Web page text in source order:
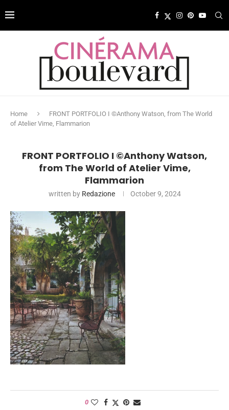
Home
FRONT PORTFOLIO I ©Anthony Watson, from The World
of Atelier Vime, Flammarion
FRONT PORTFOLIO I ©Anthony Watson,
from The World of Atelier Vime,
Flammarion
written by Redazione October 9, 2024
0